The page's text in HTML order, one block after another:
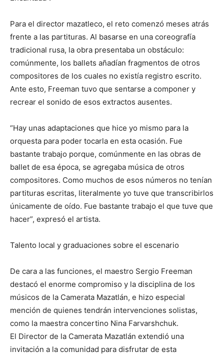
Para el director mazatleco, el reto comenzó meses atrás
frente a las partituras. Al basarse en una coreografía
tradicional rusa, la obra presentaba un obstáculo:
comúnmente, los ballets añadían fragmentos de otros
compositores de los cuales no existía registro escrito.
Ante esto, Freeman tuvo que sentarse a componer y
recrear el sonido de esos extractos ausentes.
“Hay unas adaptaciones que hice yo mismo para la
orquesta para poder tocarla en esta ocasión. Fue
bastante trabajo porque, comúnmente en las obras de
ballet de esa época, se agregaba música de otros
compositores. Como muchos de esos números no tenían
partituras escritas, literalmente yo tuve que transcribirlos
únicamente de oído. Fue bastante trabajo el que tuve que
hacer”, expresó el artista.
Talento local y graduaciones sobre el escenario
De cara a las funciones, el maestro Sergio Freeman
destacó el enorme compromiso y la disciplina de los
músicos de la Camerata Mazatlán, e hizo especial
mención de quienes tendrán intervenciones solistas,
como la maestra concertino Nina Farvarshchuk.
El Director de la Camerata Mazatlán extendió una
invitación a la comunidad para disfrutar de esta